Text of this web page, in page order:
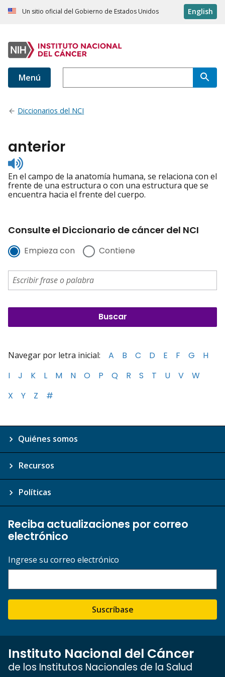
Un sitio oficial del Gobierno de Estados Unidos English
Menú
Diccionarios del NCI
anterior
Listen
to
pronunciation
En el campo de la anatomía humana, se relaciona con el
frente de una estructura o con una estructura que se
encuentra hacia el frente del cuerpo.
Consulte el Diccionario de cáncer del NCI
Empieza con Contiene
Navegar por letra inicial: A B C D E F G
H
I
J K L M N O P Q R S T U V
W
X
Y Z #
Quiénes somos
Recursos
Políticas
Reciba actualizaciones por correo
electrónico
Ingrese su correo electrónico
Suscríbase
Instituto Nacional del Cáncer
de los Institutos Nacionales de la Salud